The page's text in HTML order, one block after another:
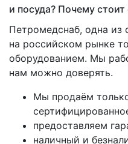
и посуда? Почему
Петромедснаб, одна из
на российском рынке
оборудованием. Мы
нам можно доверять.
Мы продаём
предоставляем
наличный и